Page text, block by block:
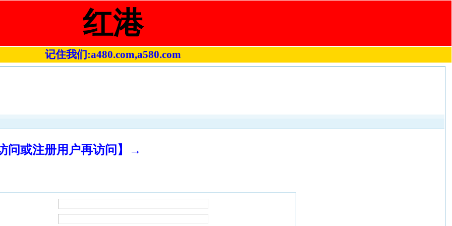
红港
记住我们:a480.com,a580.com
问或注册用户再访问】→